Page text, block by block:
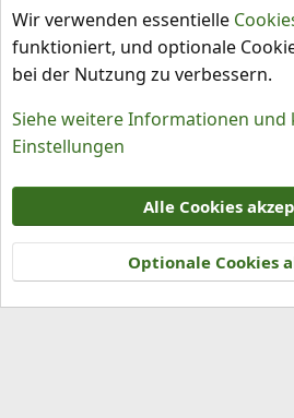
Schlagworte
Nutzungsbedingungen
Hilfe und Impressum
R
S
S
Community platform by XenForo® ©
Wir verwenden essentielle
funktioniert, und optionale
bei der Nutzung zu verbessern.
Siehe weitere Informationen
Einstellungen
Alle Cookies
Optionale Cookies